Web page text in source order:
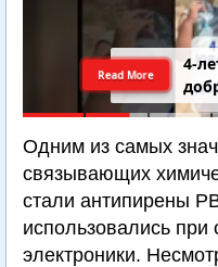
4-
Read More
Одним из самых
связывающих
стали антипирены
использовались при
электроники.